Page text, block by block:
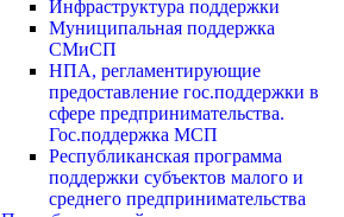
Инфраструктура поддержки
Муниципальная поддержка
СМиСП
НПА, регламентирующие
предоставление гос.поддержки в
сфере предпринимательства.
Гос.поддержка МСП
Республиканская программа
поддержки субъектов малого и
среднего предпринимательства